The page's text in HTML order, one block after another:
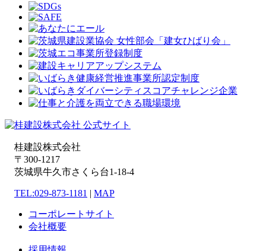
桂建設株式会社
〒300-1217
茨城県牛久市さくら台1-18-4
TEL:029-873-1181 | MAP
コーポレートサイト
会社概要